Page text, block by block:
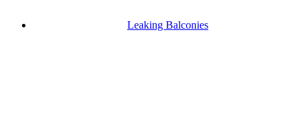
Leaking Balconies